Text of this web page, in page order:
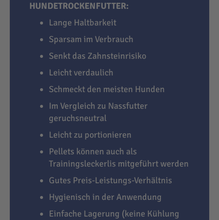
HUNDETROCKENFUTTER:
Lange Haltbarkeit
Sparsam im Verbrauch
Senkt das Zahnsteinrisiko
Leicht verdaulich
Schmeckt den meisten Hunden
Im Vergleich zu Nassfutter
geruchsneutral
Leicht zu portionieren
Pellets können auch als
Trainingsleckerlis mitgeführt werden
Gutes Preis-Leistungs-Verhältnis
Hygienisch in der Anwendung
Einfache Lagerung (keine Kühlung